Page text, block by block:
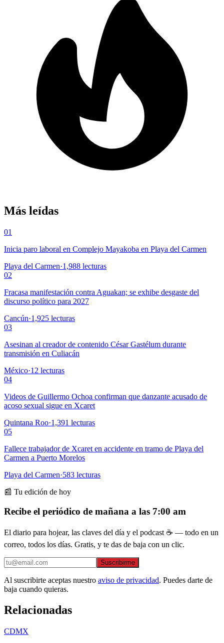
Más leídas
01
Inicia paro laboral en Complejo Mayakoba en Playa del Carmen
Playa del Carmen·1,988 lecturas
02
Fracasa manifestación contra Aguakan; se exhibe desgaste del
discurso político para 2027
Cancún·1,925 lecturas
03
Asesinan al creador de contenido César Gastélum durante
transmisión en Culiacán
México·12 lecturas
04
Videos de Guillermo Ochoa confirman que danzante acusado de
acoso sexual sigue en Xcaret
Quintana Roo·1,391 lecturas
05
Fallece trabajador de Xcaret en accidente en tramo de Playa del
Carmen a Puerto Morelos
Playa del Carmen·583 lecturas
📰 Tu edición de hoy
Recibe el periódico de mañana a las 7:00 am
El diario para hojear, las claves del día y el podcast ☕ — todo en un
correo, todos los días. Gratis, y te das de baja con un clic.
Suscribirme
Al suscribirte aceptas nuestro aviso de privacidad. Puedes darte de
baja cuando quieras.
Relacionadas
CDMX